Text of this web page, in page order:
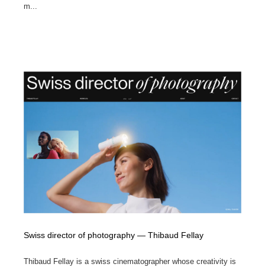
m...
Swiss director of photography — Thibaud Fellay
Thibaud Fellay is a swiss cinematographer whose creativity is